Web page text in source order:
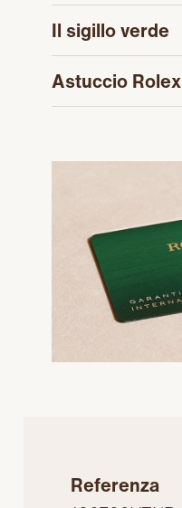
Il sigillo verde
Astuccio Rolex
Referenza